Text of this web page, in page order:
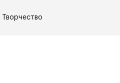
Творчество